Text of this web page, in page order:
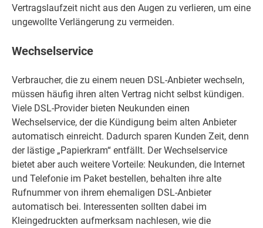
Vertragslaufzeit nicht aus den Augen zu verlieren, um eine
ungewollte Verlängerung zu vermeiden.
Wechselservice
Verbraucher, die zu einem neuen DSL-Anbieter wechseln,
müssen häufig ihren alten Vertrag nicht selbst kündigen.
Viele DSL-Provider bieten Neukunden einen
Wechselservice, der die Kündigung beim alten Anbieter
automatisch einreicht. Dadurch sparen Kunden Zeit, denn
der lästige „Papierkram“ entfällt. Der Wechselservice
bietet aber auch weitere Vorteile: Neukunden, die Internet
und Telefonie im Paket bestellen, behalten ihre alte
Rufnummer von ihrem ehemaligen DSL-Anbieter
automatisch bei. Interessenten sollten dabei im
Kleingedruckten aufmerksam nachlesen, wie die